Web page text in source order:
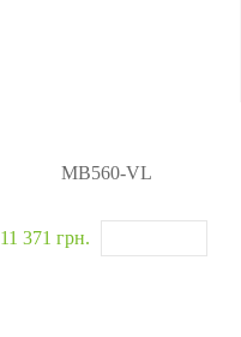
MB560-VL
11 371 грн.